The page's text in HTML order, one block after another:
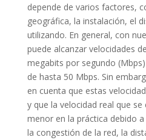
depende de varios factores,
geográfica, la instalación, el
utilizando. En general, con
puede alcanzar velocidades
megabits por segundo
de hasta 50 Mbps. Sin
en cuenta que estas
y que la velocidad real que
menor en la práctica debido
la congestión de la red, la